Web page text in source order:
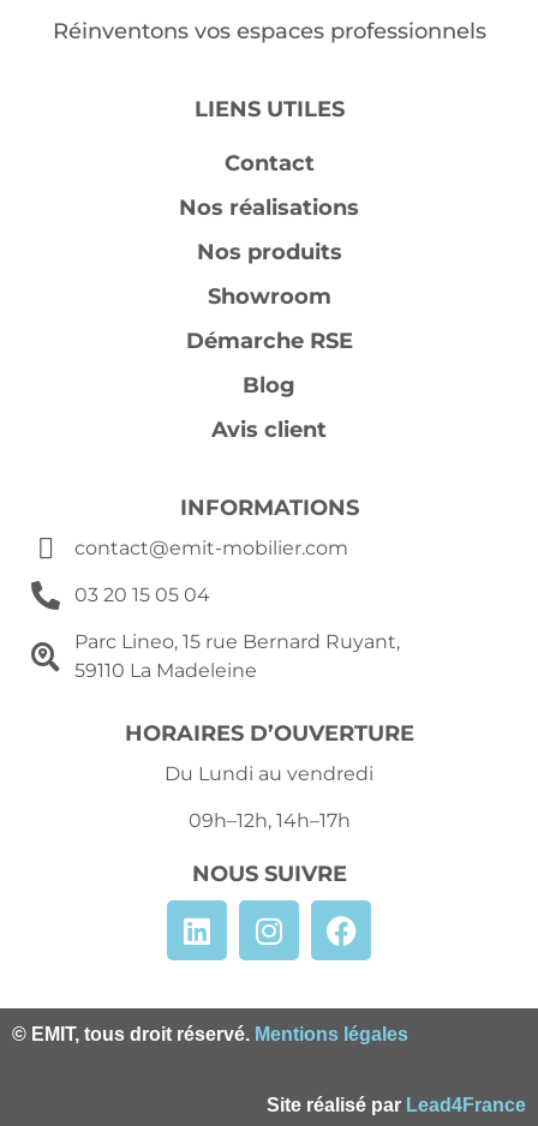
Réinventons vos espaces professionnels
LIENS UTILES
Contact
Nos réalisations
Nos produits
Showroom
Démarche RSE
Blog
Avis client
INFORMATIONS
contact@emit-mobilier.com
03 20 15 05 04
Parc Lineo, 15 rue Bernard Ruyant,
59110 La Madeleine
HORAIRES D’OUVERTURE
Du Lundi au vendredi
09h–12h, 14h–17h
NOUS SUIVRE
© EMIT, tous droit réservé. Mentions légales
Site réalisé par Lead4France